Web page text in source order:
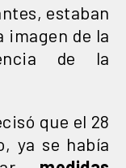
estaban
imagen de la
de la
que el 28
ya se había